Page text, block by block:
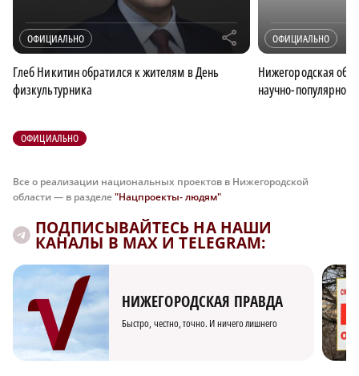
ОФИЦИАЛЬНО r
Глеб Никитин обратился к жителям в День
физкультурника
ОФИЦИАЛЬНО
Нижегородская
научно-
ОФИЦИАЛЬНО
Все о реализации национальных проектов в Нижегородской
области — в разделе"Нацпроекты- людям"
ПОДПИСЫВАЙТЕСЬ НА НАШИ
КАНАЛЫ В MAX И TELEGRAM:
НИЖЕГОРОДСКАЯ ПРАВДА
Быстро, честно, точно. И ничего лишнего